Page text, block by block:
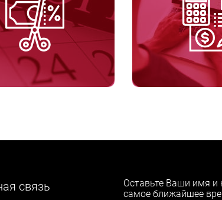
связь
Оставьте Ваши имя и
самое ближайшее